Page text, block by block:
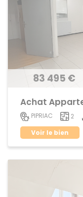
83 495 €
Achat
PIPRIAC 2
Voir le bien